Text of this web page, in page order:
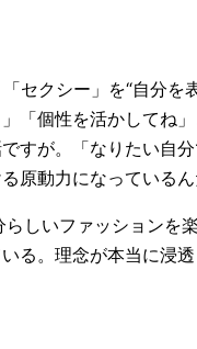
セクシー」を“自分を
「個性を活かしてね
すが。「なりたい自
原動力になっているん
しいファッションを
る。理念が本当に浸